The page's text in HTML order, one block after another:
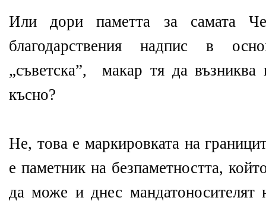
Или дори паметта за самата
благодарствения надпис в
„съветска”, макар тя да
късно?
Не, това е маркировката на
е паметник на безпаметността,
да може и днес мандатоносителят